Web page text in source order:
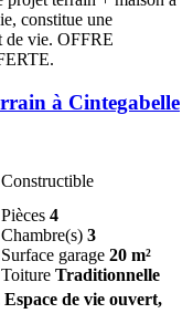
constitue une
de vie. OFFRE
à Cintegabelle
Constructible
Pièces 4
Chambre(s) 3
Surface garage 20 m²
Toiture Traditionnelle
de vie ouvert,